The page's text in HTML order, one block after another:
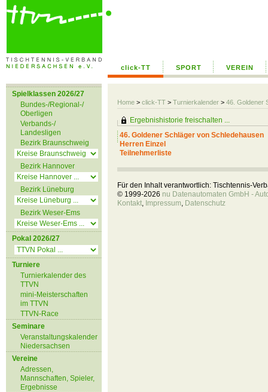
click-TT SPORT VEREIN
Home > click-TT > Turnierkalender > 46. Goldener
Spielklassen 2026/27
Bundes-/Regional-/
Oberligen
Verbands-/
Landesligen
Bezirk Braunschweig
Bezirk Hannover
Bezirk Lüneburg
Bezirk Weser-Ems
Pokal 2026/27
Turniere
Turnierkalender des
TTVN
mini-Meisterschaften
im TTVN
TTVN-Race
Seminare
Veranstaltungskalender
Niedersachsen
Vereine
Adressen,
Mannschaften, Spieler,
Ergebnisse
Ergebnishistorie freischalten ...
46. Goldener Schläger von Schledehausen
Herren Einzel
Teilnehmerliste
Für den Inhalt verantwortlich: Tischtennis-
© 1999-2026 nu Datenautomaten GmbH -
Kontakt, Impressum, Datenschutz